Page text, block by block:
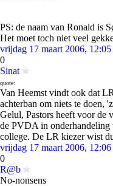
PS: de naam van Ronald is
Het moet toch niet veel
vrijdag 17 maart 2006,
0
Sinat
quote:
Van Heemst vindt ook dat
achterban om niets te doen,
Gelul, Pastors heeft voor de
de PVDA in onderhandeling
college. De LR kiezer wist
vrijdag 17 maart 2006,
0
R@b
No-nonsens